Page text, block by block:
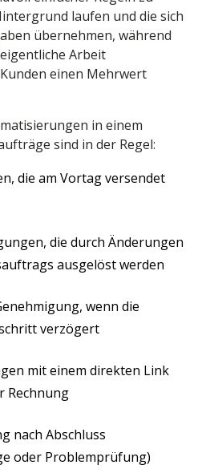
laufen und die sich
übernehmen, während
Arbeit
einen Mehrwert
in einem
sind in der Regel:
die am Vortag versendet
die durch Änderungen
ausgelöst werden
wenn die
verzögert
mit einem direkten Link
Rechnung
nach Abschluss
oder Problemprüfung)